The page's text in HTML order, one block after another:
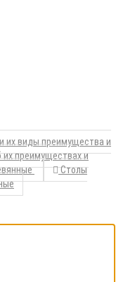
их виды преимущества и
преимуществах и
Столы